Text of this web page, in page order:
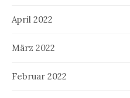
April 2022
März 2022
Februar 2022